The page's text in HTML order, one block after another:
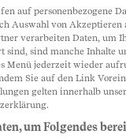
auf personenbezogene
Auswahl von
verarbeiten Daten, um
sind manche Inhalte
Menü jederzeit wieder
Sie auf den Link
gelten innerhalb
um Folgendes